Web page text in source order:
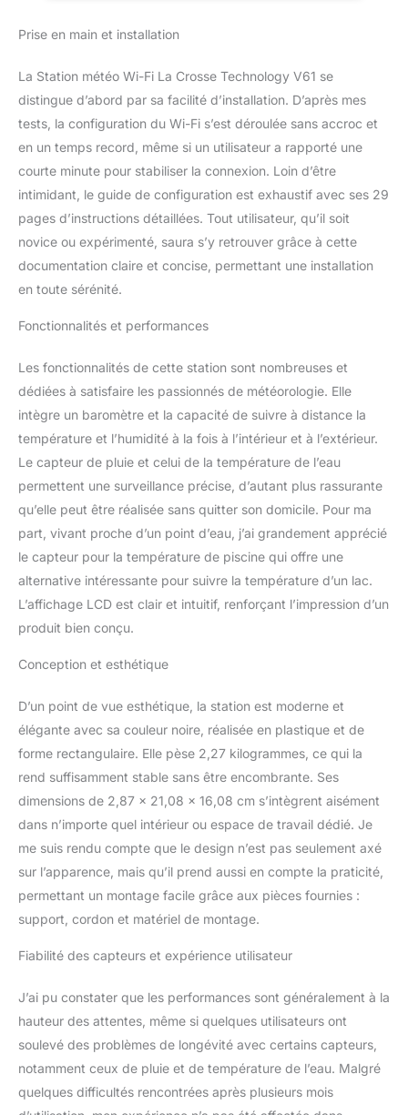
Prise en main et installation
La Station météo Wi-Fi La Crosse Technology V61 se
distingue d’abord par sa facilité d’installation. D’après mes
tests, la configuration du Wi-Fi s’est déroulée sans accroc et
en un temps record, même si un utilisateur a rapporté une
courte minute pour stabiliser la connexion. Loin d’être
intimidant, le guide de configuration est exhaustif avec ses 29
pages d’instructions détaillées. Tout utilisateur, qu’il soit
novice ou expérimenté, saura s’y retrouver grâce à cette
documentation claire et concise, permettant une installation
en toute sérénité.
Fonctionnalités et performances
Les fonctionnalités de cette station sont nombreuses et
dédiées à satisfaire les passionnés de météorologie. Elle
intègre un baromètre et la capacité de suivre à distance la
température et l’humidité à la fois à l’intérieur et à l’extérieur.
Le capteur de pluie et celui de la température de l’eau
permettent une surveillance précise, d’autant plus rassurante
qu’elle peut être réalisée sans quitter son domicile. Pour ma
part, vivant proche d’un point d’eau, j’ai grandement apprécié
le capteur pour la température de piscine qui offre une
alternative intéressante pour suivre la température d’un lac.
L’affichage LCD est clair et intuitif, renforçant l’impression d’un
produit bien conçu.
Conception et esthétique
D’un point de vue esthétique, la station est moderne et
élégante avec sa couleur noire, réalisée en plastique et de
forme rectangulaire. Elle pèse 2,27 kilogrammes, ce qui la
rend suffisamment stable sans être encombrante. Ses
dimensions de 2,87 x 21,08 x 16,08 cm s’intègrent aisément
dans n’importe quel intérieur ou espace de travail dédié. Je
me suis rendu compte que le design n’est pas seulement axé
sur l’apparence, mais qu’il prend aussi en compte la praticité,
permettant un montage facile grâce aux pièces fournies :
support, cordon et matériel de montage.
Fiabilité des capteurs et expérience utilisateur
J’ai pu constater que les performances sont généralement à la
hauteur des attentes, même si quelques utilisateurs ont
soulevé des problèmes de longévité avec certains capteurs,
notamment ceux de pluie et de température de l’eau. Malgré
quelques difficultés rencontrées après plusieurs mois